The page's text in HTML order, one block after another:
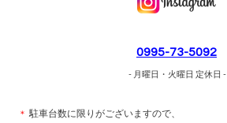
0995-73-5092
- 月曜日・火曜日 定休日 -
＊ 駐車台数に限りがございますので、